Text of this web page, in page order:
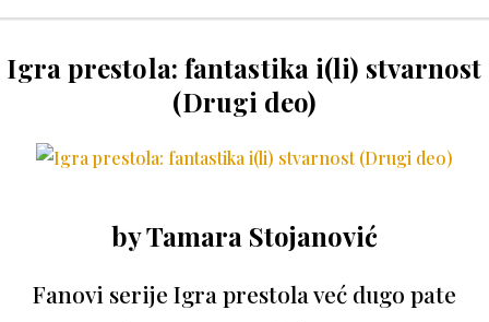
Igra prestola: fantastika i(li) stvarnost
(Drugi deo)
byTamara Stojanović
Fanovi serije Igra prestola već dugo pate